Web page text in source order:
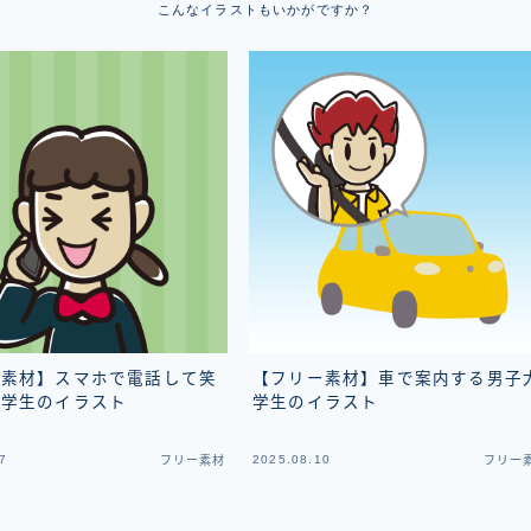
こんなイラストもいかがですか？
材】スマホで電話して笑
生のイラスト
フリー素材
【フリー素材】車で案内する男子
学生のイラスト
2025.08.10 フリー